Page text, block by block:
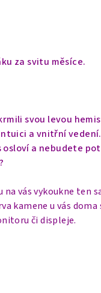
za svitu měsíce.
svou levou
a vnitřní
osloví a nebudete
vás vykoukne ten
kamene u vás
či displeje.